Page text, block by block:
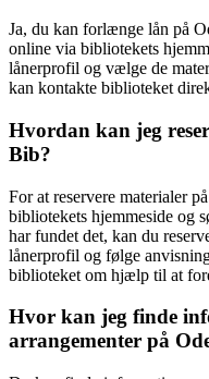
Ja, du kan forlænge lån på
online via bibliotekets
lånerprofil og vælge de
kan kontakte biblioteket
Hvordan kan jeg
Bib?
For at reservere materialer
bibliotekets hjemmeside og
har fundet det, kan du
lånerprofil og følge
biblioteket om hjælp til at
Hvor kan jeg finde
arrangementer på